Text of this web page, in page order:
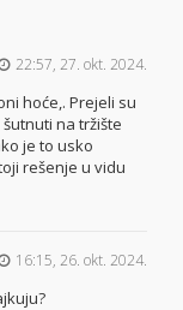
22:57, 27. okt. 2024.
hoće,. Prejeli su
na tržište
je to usko
rešenje u vidu
16:15, 26. okt. 2024.